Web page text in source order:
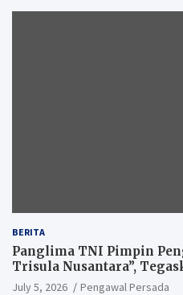
BERITA
Panglima TNI Pimpin
Trisula Nusantara”,
Perang Modern
July 5, 2026 Pengawal Persada